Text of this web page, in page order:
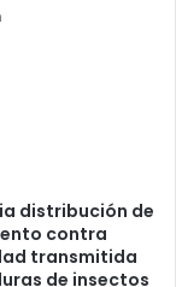
distribución de
contra
transmitida
de insectos